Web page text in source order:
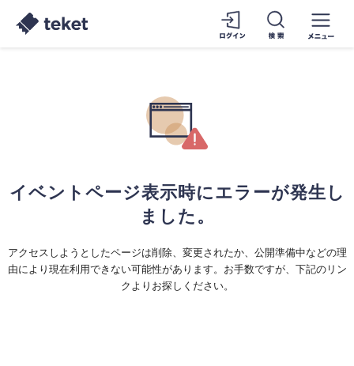
イベントページ表示時にエラーが発生し
ました。
アクセスしようとしたページは削除、変更されたか、公開準備中などの理
由により現在利用できない可能性があります。お手数ですが、下記のリン
クよりお探しください。